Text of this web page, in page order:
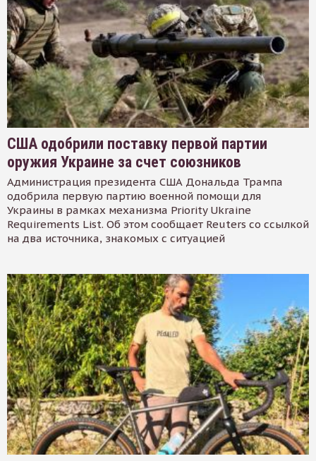
США одобрили поставку первой партии
оружия Украине за счет союзников
Администрация президента США Дональда Трампа
одобрила первую партию военной помощи для
Украины в рамках механизма Priority Ukraine
Requirements List. Об этом сообщает Reuters со ссылкой
на два источника, знакомых с ситуацией